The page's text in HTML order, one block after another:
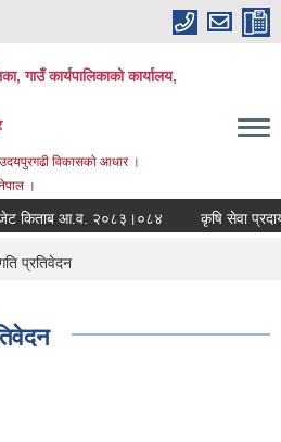
गाउँ कार्यपालिकाको कार्यालय,
उदयपुरगढी विकासकाे आधार ।
।
किताब आ.व. २०८३।०८४ कृषि सेवा
प्रतिवेदन